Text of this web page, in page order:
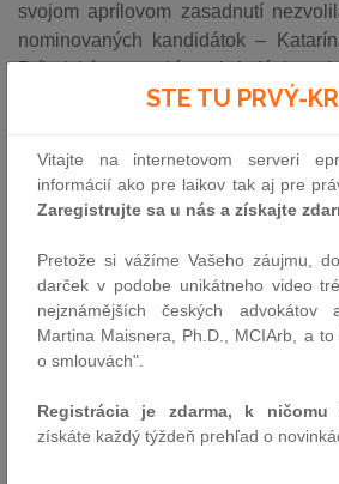
svojom aprílovom zasadnutí
nominovaných kandidátok –
Príbelská v repetitívnych kolách
hlasov z 18-člennej rady. Dočasné
Trenčan, opakovaná voľba je
Súdnej rady 11. augusta 2026, do
noví uchádzači z radov sudcov NSS
NSS SR rozhoduje o citlivých
politických strán, ústavných
konaní voči sudcom a
vedenia jedného z najvyšších
hodnotení Európskej komisie
míľnikov Plánu obnovy.
STE TU PRVÝ-
Vitajte na internetovom serveri
informácií ako pre laikov tak aj pre
Zaregistrujte sa u nás a získajte
Pretože si vážíme Vašeho záujmu,
darček v podobe unikátneho video
nejznámějších českých advokátov
Martina Maisnera, Ph.D., MCIArb, a
o smlouvách".
Registrácia je zdarma, k ničomu
získáte každý týždeň prehľad o